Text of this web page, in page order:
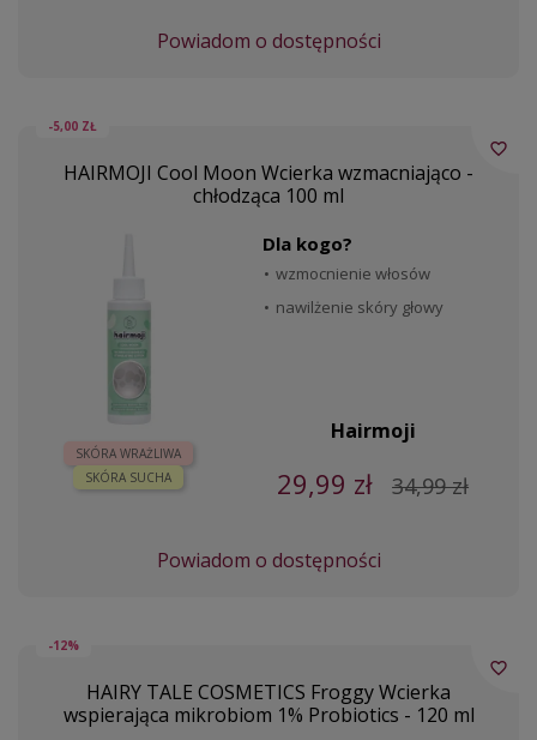
Powiadom o dostępności
-5,00 ZŁ
HAIRMOJI Cool Moon Wcierka wzmacniająco -
chłodząca 100 ml
SKÓRA WRAŻLIWA
SKÓRA SUCHA
Dla kogo?
wzmocnienie włosów
nawilżenie skóry głowy
Hairmoji
29,99 zł 34,99 zł
Powiadom o dostępności
favorite_border
-12%
HAIRY TALE COSMETICS Froggy Wcierka
wspierająca mikrobiom 1% Probiotics - 120 ml
favorite_border